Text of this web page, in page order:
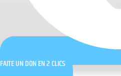
FAITE UN DON EN 2 CLICS